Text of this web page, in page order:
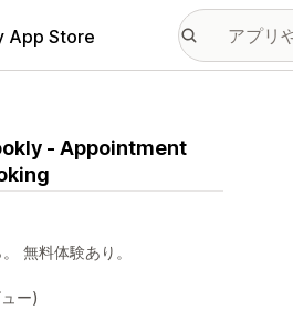
App Store
‑ Appointment
無料体験あり。
ー)